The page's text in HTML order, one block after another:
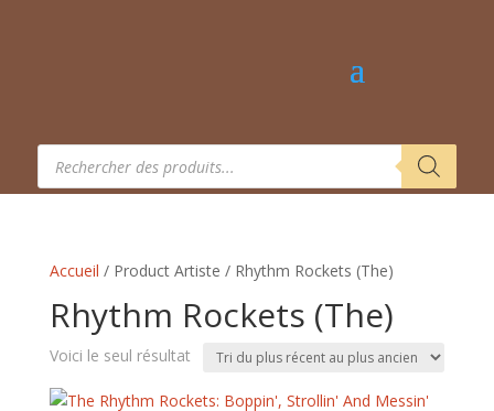
Recherche
produits
Accueil / Product Artiste / Rhythm Rockets (The)
Rhythm Rockets (The)
Voici le seul résultat